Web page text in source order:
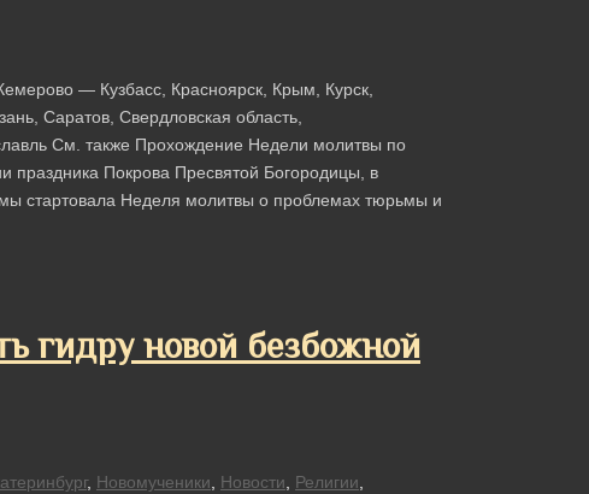
— Кузбасс, Красноярск, Крым, Курск,
Саратов, Свердловская область,
См. также Прохождение Недели молитвы по
праздника Покрова Пресвятой Богородицы, в
стартовала Неделя молитвы о проблемах тюрьмы и
гидру новой безбожной
, Новомученики, Новости, Религии,